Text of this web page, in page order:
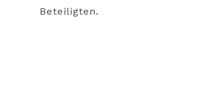
Beteiligten.